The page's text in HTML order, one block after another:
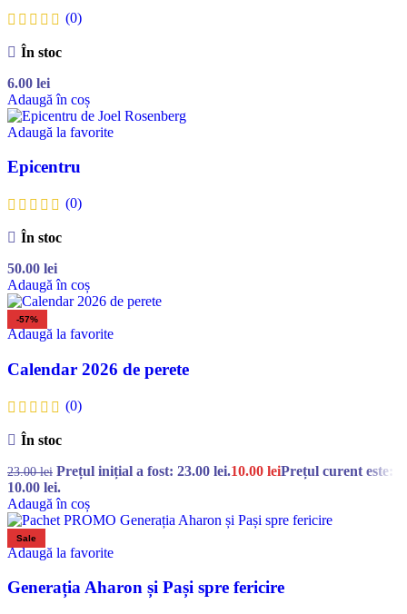
(0)
În stoc
6.00 lei
Adaugă în coș
Adaugă la favorite
Epicentru
(0)
În stoc
50.00 lei
Adaugă în coș
-57%
Adaugă la favorite
Calendar 2026 de perete
(0)
În stoc
23.00lei Prețul inițial a fost: 23.00 lei.10.00 leiPrețul curent este:
10.00 lei.
Adaugă în coș
Sale
Adaugă la favorite
Generația Aharon și Pași spre fericire